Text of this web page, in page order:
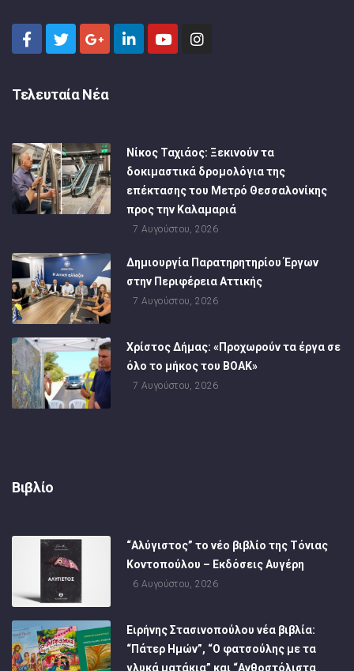
Τελευταία Νέα
Νίκος Ταχιάος: Ξεκινούν τα
δοκιμαστικά δρομολόγια της
επέκτασης του Μετρό Θεσσαλονίκης
προς την Καλαμαριά
7 Αυγούστου, 2026
Δημιουργία Παρατηρητηρίου Έργων
στην Περιφέρεια Αττικής
7 Αυγούστου, 2026
Χρίστος Δήμας: «Προχωρούν τα έργα σε
όλο το μήκος του ΒΟΑΚ»
7 Αυγούστου, 2026
Βιβλίο
“Αλύγιστος” το νέο βιβλίο της Τόνιας
Κοντοπούλου – Εκδόσεις Αυγέρη
6 Αυγούστου, 2026
Ειρήνης Στασινοπούλου νέα βιβλία:
“Πάτερ Ημών”, “Ο φατσούλης με τα
γλυκά ματάκια” και “Ανθοστόλιστα